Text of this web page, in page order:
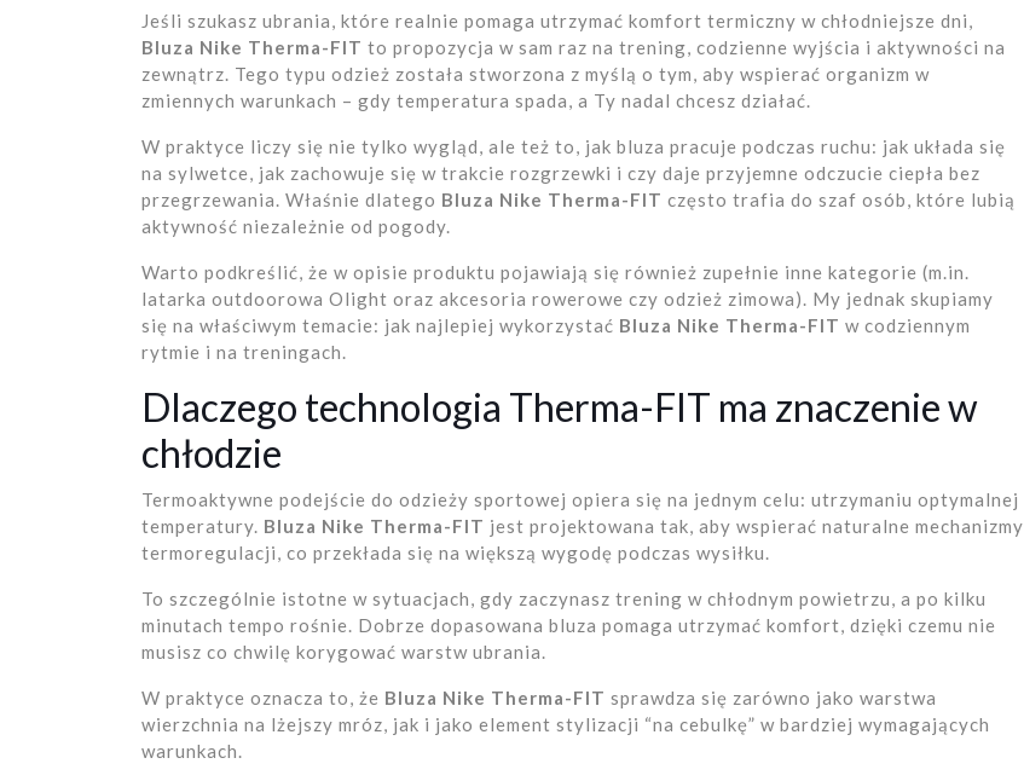
Jeśli szukasz ubrania, które realnie pomaga utrzymać komfort termiczny w chłodniejsze dni,
Bluza Nike Therma-FIT to propozycja w sam raz na trening, codzienne wyjścia i aktywności na
zewnątrz. Tego typu odzież została stworzona z myślą o tym, aby wspierać organizm w
zmiennych warunkach – gdy temperatura spada, a Ty nadal chcesz działać.
W praktyce liczy się nie tylko wygląd, ale też to, jak bluza pracuje podczas ruchu: jak układa się
na sylwetce, jak zachowuje się w trakcie rozgrzewki i czy daje przyjemne odczucie ciepła bez
przegrzewania. Właśnie dlatego Bluza Nike Therma-FIT często trafia do szaf osób, które lubią
aktywność niezależnie od pogody.
Warto podkreślić, że w opisie produktu pojawiają się również zupełnie inne kategorie (m.in.
latarka outdoorowa Olight oraz akcesoria rowerowe czy odzież zimowa). My jednak skupiamy
się na właściwym temacie: jak najlepiej wykorzystać Bluza Nike Therma-FIT w codziennym
rytmie i na treningach.
Dlaczego technologia Therma-FIT ma znaczenie w
chłodzie
Termoaktywne podejście do odzieży sportowej opiera się na jednym celu: utrzymaniu optymalnej
temperatury. Bluza Nike Therma-FIT jest projektowana tak, aby wspierać naturalne mechanizmy
termoregulacji, co przekłada się na większą wygodę podczas wysiłku.
To szczególnie istotne w sytuacjach, gdy zaczynasz trening w chłodnym powietrzu, a po kilku
minutach tempo rośnie. Dobrze dopasowana bluza pomaga utrzymać komfort, dzięki czemu nie
musisz co chwilę korygować warstw ubrania.
W praktyce oznacza to, że Bluza Nike Therma-FIT sprawdza się zarówno jako warstwa
wierzchnia na lżejszy mróz, jak i jako element stylizacji “na cebulkę” w bardziej wymagających
warunkach.